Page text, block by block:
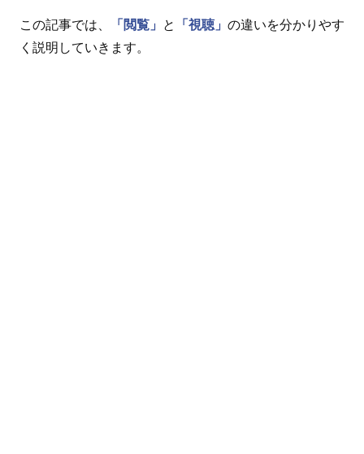
この記事では、 「閲覧」 と 「視聴」 の違いを分かりやす
く説明していきます。